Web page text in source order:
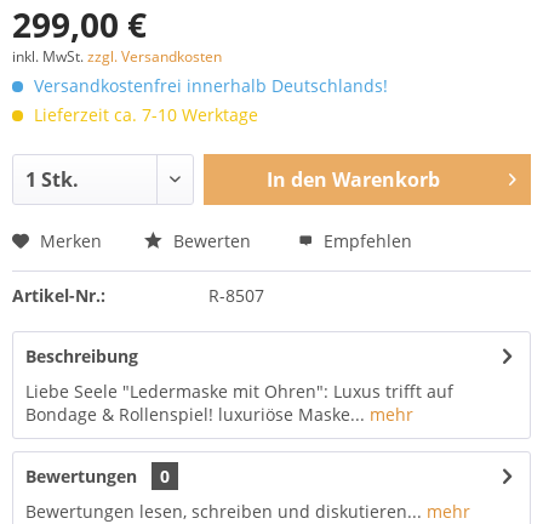
299,00 €
inkl. MwSt.zzgl. Versandkosten
Versandkostenfrei innerhalb Deutschlands!
Lieferzeit ca. 7-10 Werktage
In den Warenkorb
Merken Bewerten Empfehlen
Artikel-Nr.: R-8507
Beschreibung
Liebe Seele "Ledermaske mit Ohren": Luxus trifft auf
Bondage & Rollenspiel! luxuriöse Maske... mehr
Bewertungen
0
Bewertungen lesen, schreiben und diskutieren... mehr